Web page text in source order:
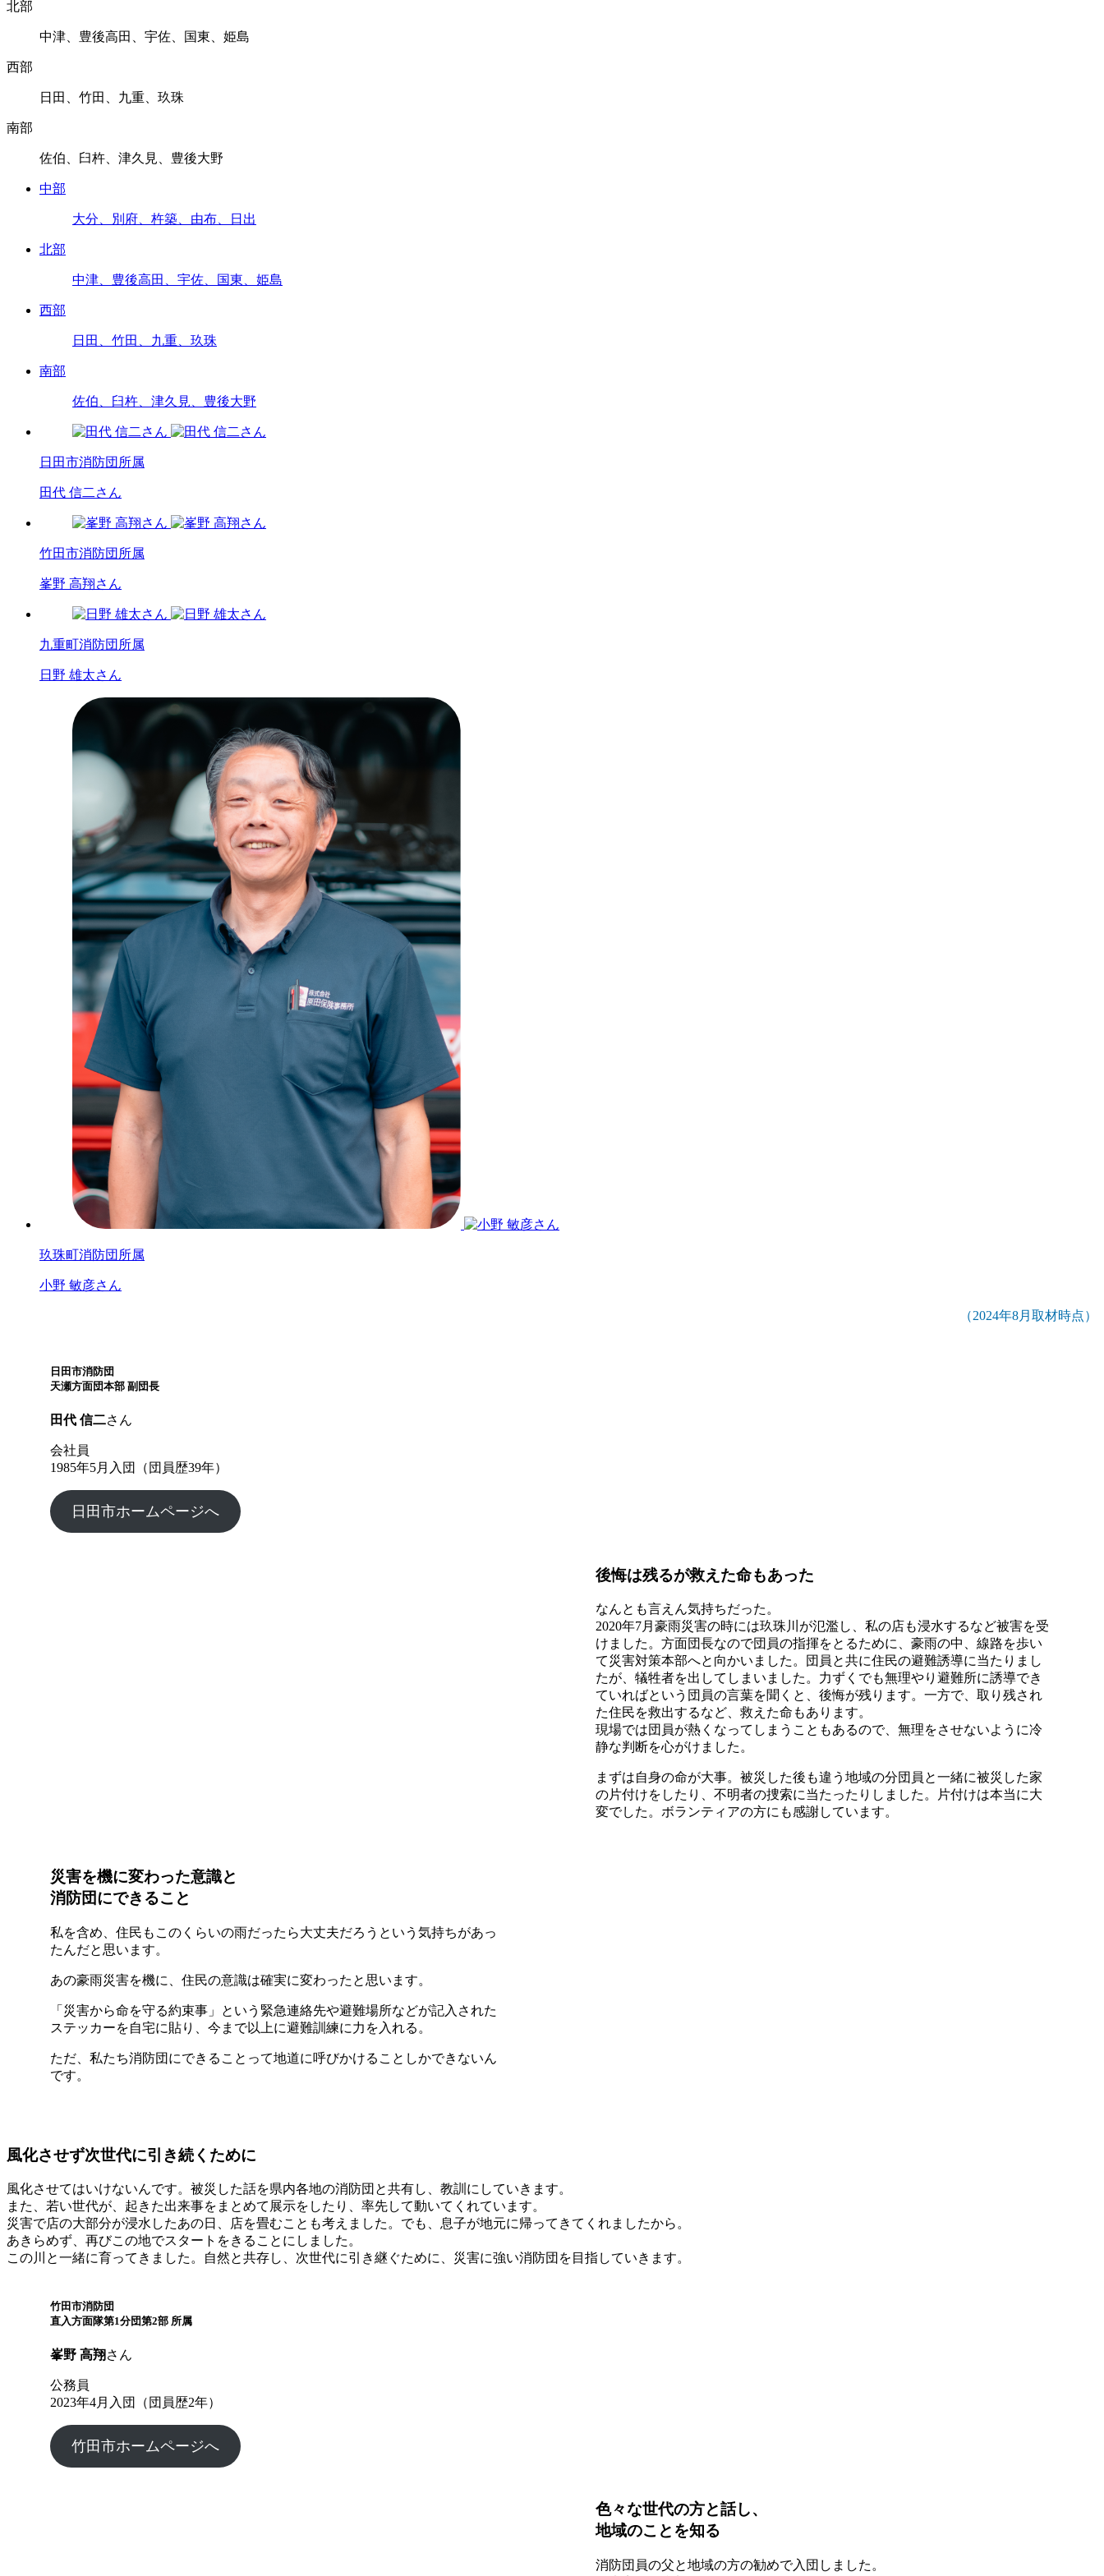
北部
中津、豊後高田、宇佐、国東、姫島
西部
日田、竹田、九重、玖珠
南部
佐伯、臼杵、津久見、豊後大野
中部
大分、別府、杵築、由布、日出
北部
中津、豊後高田、宇佐、国東、姫島
西部
日田、竹田、九重、玖珠
南部
佐伯、臼杵、津久見、豊後大野
日田市消防団所属
田代 信二さん
竹田市消防団所属
峯野 高翔さん
九重町消防団所属
日野 雄太さん
玖珠町消防団所属
小野 敏彦さん
（2024年8月取材時点）
日田市消防団
天瀬方面団本部 副団長
田代 信二さん
会社員
1985年5月入団（団員歴39年）
日田市ホームページへ
後悔は残るが救えた命もあった
なんとも言えん気持ちだった。
2020年7月豪雨災害の時には玖珠川が氾濫し、私の店も浸水するなど被害を受
けました。方面団長なので団員の指揮をとるために、豪雨の中、線路を歩い
て災害対策本部へと向かいました。団員と共に住民の避難誘導に当たりまし
たが、犠牲者を出してしまいました。力ずくでも無理やり避難所に誘導でき
ていればという団員の言葉を聞くと、後悔が残ります。一方で、取り残され
た住民を救出するなど、救えた命もあります。
現場では団員が熱くなってしまうこともあるので、無理をさせないように冷
静な判断を心がけました。
まずは自身の命が大事。被災した後も違う地域の分団員と一緒に被災した家
の片付けをしたり、不明者の捜索に当たったりしました。片付けは本当に大
変でした。ボランティアの方にも感謝しています。
災害を機に変わった意識と
消防団にできること
私を含め、住民もこのくらいの雨だったら大丈夫だろうという気持ちがあっ
たんだと思います。
あの豪雨災害を機に、住民の意識は確実に変わったと思います。
「災害から命を守る約束事」という緊急連絡先や避難場所などが記入された
ステッカーを自宅に貼り、今まで以上に避難訓練に力を入れる。
ただ、私たち消防団にできることって地道に呼びかけることしかできないん
です。
風化させず次世代に引き続くために
風化させてはいけないんです。被災した話を県内各地の消防団と共有し、教訓にしていきます。
また、若い世代が、起きた出来事をまとめて展示をしたり、率先して動いてくれています。
災害で店の大部分が浸水したあの日、店を畳むことも考えました。でも、息子が地元に帰ってきてくれましたから。
あきらめず、再びこの地でスタートをきることにしました。
この川と一緒に育ってきました。自然と共存し、次世代に引き継ぐために、災害に強い消防団を目指していきます。
竹田市消防団
直入方面隊第1分団第2部 所属
峯野 高翔 さん
公務員
2023年4月入団（団員歴2年）
竹田市ホームページへ
色々な世代の方と話し、
地域のことを知る
消防団員の父と地域の方の勧めで入団しました。